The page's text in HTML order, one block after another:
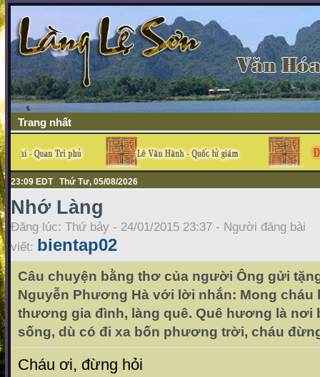
Trang nhất
23:09 EDT Thứ Tư, 05/08/2026
Nhớ Làng
Đăng lúc: Thứ bảy - 24/01/2015 23:37 - Người đăng bài
viết: bientap02
Câu chuyện bằng thơ của người Ông gửi
Nguyễn Phương Hà với lời nhắn: Mong cháu
thương gia đình, làng quê. Quê hương là nơi
sống, dù có đi xa bốn phương trời, cháu
Cháu ơi, đừng hỏi